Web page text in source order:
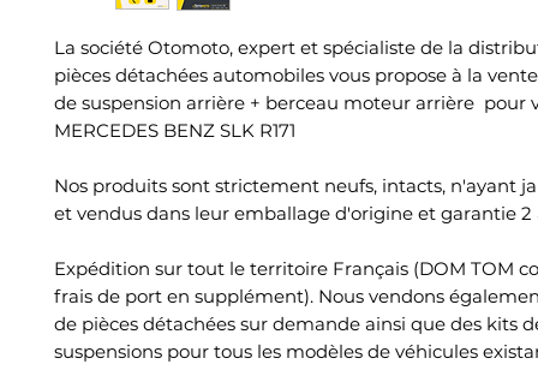
La société Otomoto, expert et spécialiste de la
pièces détachées automobiles vous propose à la
de suspension arrière + berceau moteur arrière pour
MERCEDES BENZ SLK R171
Nos produits sont strictement neufs, intacts, n'ayant
et vendus dans leur emballage d'origine et garantie 2
Expédition sur tout le territoire Français (DOM TOM
frais de port en supplément). Nous vendons
de pièces détachées sur demande ainsi que des kits
suspensions pour tous les modèles de véhicules